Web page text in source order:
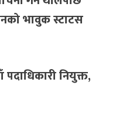
भावुक स्टाटस
पदाधिकारी नियुक्त,